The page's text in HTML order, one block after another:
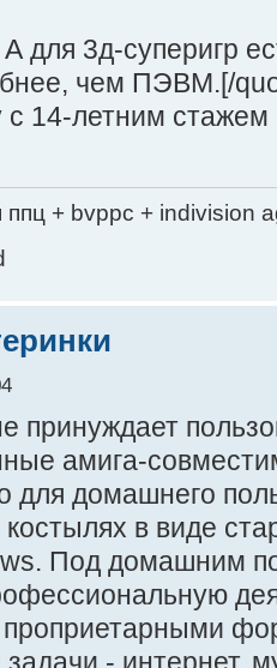
для 3д-суперигр
чем ПЭВМ.[/
с 14-летним
+ bvppc + indivision
принуждает
амига-
для домашнего
в виде
Под домашним